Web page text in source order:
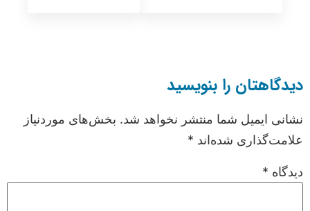
دیدگاهتان را بنویسید
نشانی ایمیل شما منتشر نخواهد شد. بخش‌های موردنیاز
علامت‌گذاری شده‌اند *
دیدگاه *